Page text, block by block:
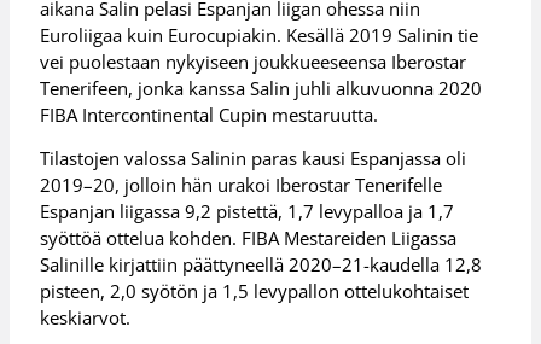
aikana Salin pelasi Espanjan liigan ohessa niin
Euroliigaa kuin Eurocupiakin. Kesällä 2019 Salinin tie
vei puolestaan nykyiseen joukkueeseensa Iberostar
Tenerifeen, jonka kanssa Salin juhli alkuvuonna 2020
FIBA Intercontinental Cupin mestaruutta.
Tilastojen valossa Salinin paras kausi Espanjassa oli
2019–20, jolloin hän urakoi Iberostar Tenerifelle
Espanjan liigassa 9,2 pistettä, 1,7 levypalloa ja 1,7
syöttöä ottelua kohden. FIBA Mestareiden Liigassa
Salinille kirjattiin päättyneellä 2020–21-kaudella 12,8
pisteen, 2,0 syötön ja 1,5 levypallon ottelukohtaiset
keskiarvot.